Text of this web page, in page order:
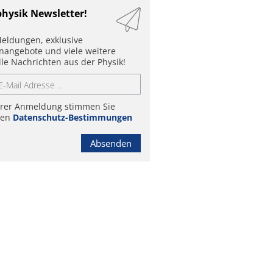
Newsletter!
exklusive
und viele weitere
Nachrichten aus der Physik!
Anmeldung stimmen Sie
Datenschutz-Bestimmungen
Absenden